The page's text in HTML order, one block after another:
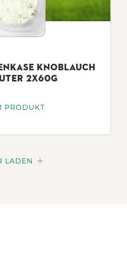
KNOBLAUCH
2X60G
PRODUKT
LADEN